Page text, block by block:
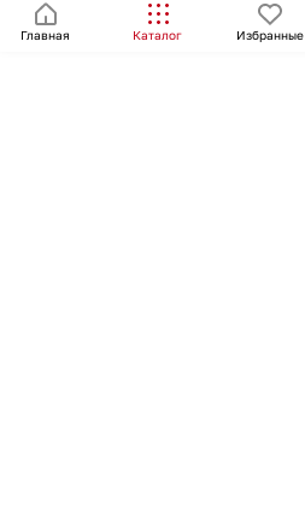
Главная Каталог Избранные